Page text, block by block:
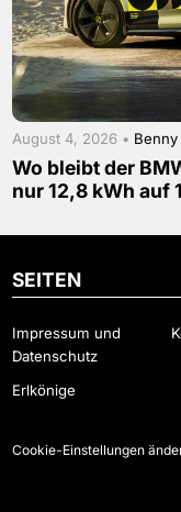
August 4, 2026 • Benny
Wo bleibt der
nur 12,8 kWh auf
SEITEN
Impressum und
Datenschutz
Erlkönige
Cookie-Einstellungen